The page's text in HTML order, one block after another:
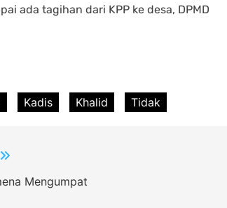
ada tagihan dari KPP ke desa, DPMD
Kadis Khalid Tidak
Mengumpat